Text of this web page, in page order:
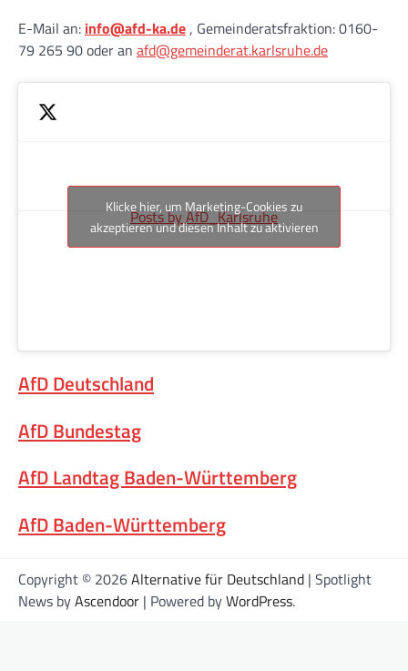
E-Mail an: info@afd-ka.de, Gemeinderatsfraktion: 0160-
79 265 90 oder an afd@gemeinderat.karlsruhe.de
Posts by AfD_Karlsruhe
Klicke hier, um Marketing-Cookies zu
akzeptieren und diesen Inhalt zu aktivieren
AfD Deutschland
AfD Bundestag
AfD Landtag Baden-Württemberg
AfD Baden-Württemberg
Copyright © 2026Alternative für Deutschland | Spotlight
News byAscendoor | Powered byWordPress.